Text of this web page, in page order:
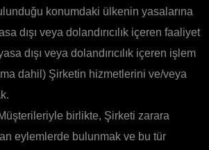
konumdaki ülkenin yasalarına
dışı veya dolandırıcılık içeren faaliyet
dışı veya dolandırıcılık içeren işlem
dahil) Şirketin hizmetlerini ve/veya
birlikte, Şirketi zarara
eylemlerde bulunmak ve bu tür